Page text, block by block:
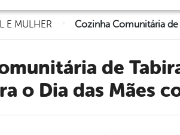
E MULHER
o Dia das Mães